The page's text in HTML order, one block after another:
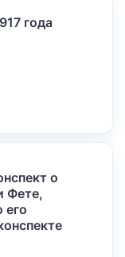
года
о
Фете,